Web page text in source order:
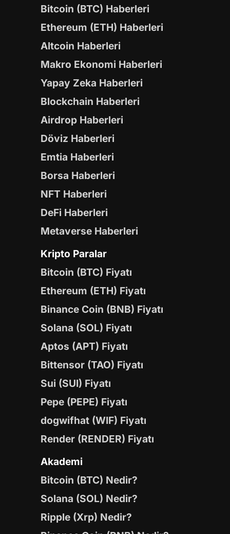
Bitcoin (BTC) Haberleri
Ethereum (ETH) Haberleri
Altcoin Haberleri
Makro Ekonomi Haberleri
Yapay Zeka Haberleri
Blockchain Haberleri
Airdrop Haberleri
Döviz Haberleri
Emtia Haberleri
Borsa Haberleri
NFT Haberleri
DeFi Haberleri
Metaverse Haberleri
Kripto Paralar
Bitcoin (BTC) Fiyatı
Ethereum (ETH) Fiyatı
Binance Coin (BNB) Fiyatı
Solana (SOL) Fiyatı
Aptos (APT) Fiyatı
Bittensor (TAO) Fiyatı
Sui (SUI) Fiyatı
Pepe (PEPE) Fiyatı
dogwifhat (WIF) Fiyatı
Render (RENDER) Fiyatı
Akademi
Bitcoin (BTC) Nedir?
Solana (SOL) Nedir?
Ripple (Xrp) Nedir?